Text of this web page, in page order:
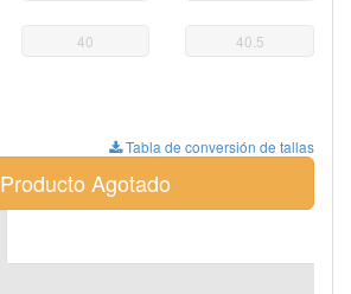
40 40.5
Tabla de conversión de tallas
Producto Agotado